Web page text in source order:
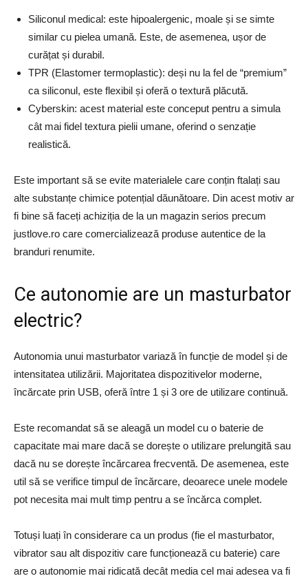
Siliconul medical: este hipoalergenic, moale și se simte
similar cu pielea umană. Este, de asemenea, ușor de
curățat și durabil.
TPR (Elastomer termoplastic): deși nu la fel de “premium”
ca siliconul, este flexibil și oferă o textură plăcută.
Cyberskin: acest material este conceput pentru a simula
cât mai fidel textura pielii umane, oferind o senzație
realistică.
Este important să se evite materialele care conțin ftalați sau
alte substanțe chimice potențial dăunătoare. Din acest motiv ar
fi bine să faceți achiziția de la un magazin serios precum
justlove.ro care comercializează produse autentice de la
branduri renumite.
Ce autonomie are un masturbator
electric?
Autonomia unui masturbator variază în funcție de model și de
intensitatea utilizării. Majoritatea dispozitivelor moderne,
încărcate prin USB, oferă între 1 și 3 ore de utilizare continuă.
Este recomandat să se aleagă un model cu o baterie de
capacitate mai mare dacă se dorește o utilizare prelungită sau
dacă nu se dorește încărcarea frecventă. De asemenea, este
util să se verifice timpul de încărcare, deoarece unele modele
pot necesita mai mult timp pentru a se încărca complet.
Totuși luați în considerare ca un produs (fie el masturbator,
vibrator sau alt dispozitiv care funcționează cu baterie) care
are o autonomie mai ridicată decât media cel mai adesea va fi